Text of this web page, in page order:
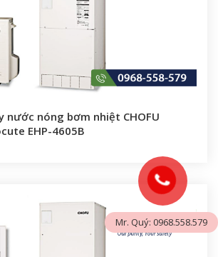
nước nóng bơm nhiệt CHOFU
EHP-4605B
Mr. Quý: 0968.558.579